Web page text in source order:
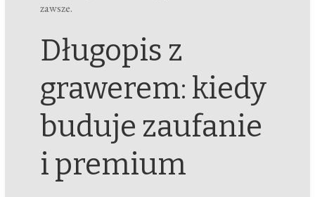
zawsze.
Długopis z
grawerem: kiedy
buduje zaufanie
i premium